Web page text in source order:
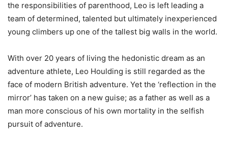
the responsibilities of parenthood, Leo is left leading a
team of determined, talented but ultimately inexperienced
young climbers up one of the tallest big walls in the world.
With over 20 years of living the hedonistic dream as an
adventure athlete, Leo Houlding is still regarded as the
face of modern British adventure. Yet the ‘reflection in the
mirror’ has taken on a new guise; as a father as well as a
man more conscious of his own mortality in the selfish
pursuit of adventure.